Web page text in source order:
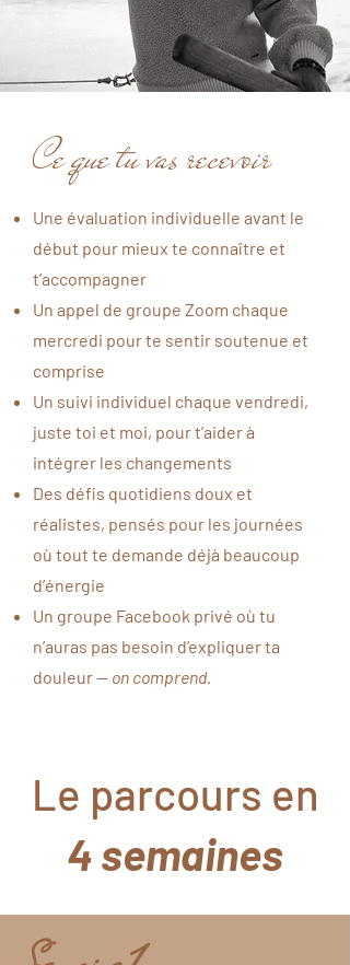
Ce que tu vas recevoir
Une évaluation individuelle avant le
début pour mieux te connaître et
t’accompagner
Un appel de groupe Zoom chaque
mercredi pour te sentir soutenue et
comprise
Un suivi individuel chaque vendredi,
juste toi et moi, pour t’aider à
intégrer les changements
Des défis quotidiens doux et
réalistes, pensés pour les journées
où tout te demande déjà beaucoup
d’énergie
Un groupe Facebook privé où tu
n’auras pas besoin d’expliquer ta
douleur — on comprend.
Le parcours en
4 semaines